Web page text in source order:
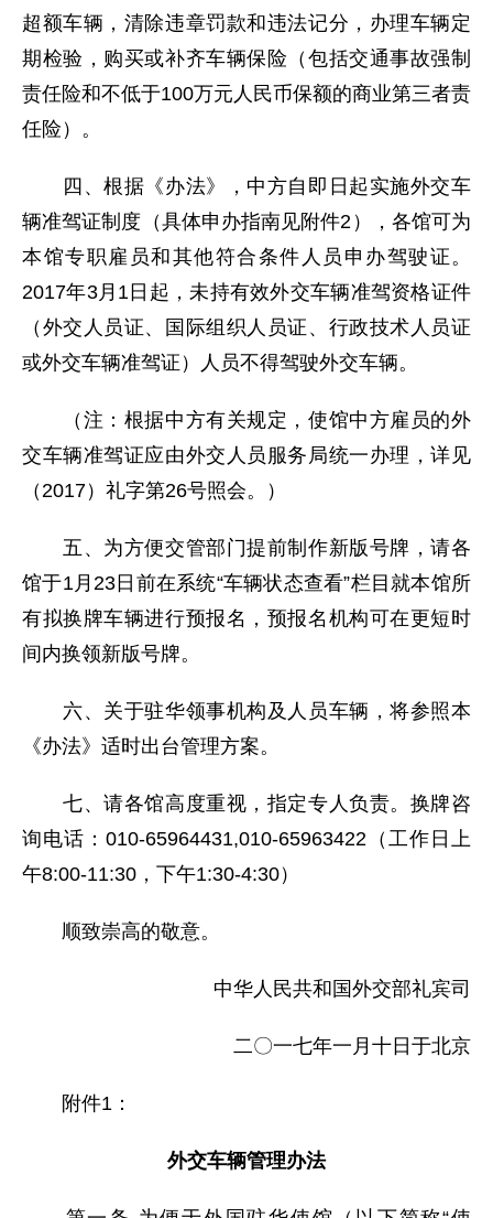
超额车辆，清除违章罚款和违法记分，办理车辆定
期检验，购买或补齐车辆保险（包括交通事故强制
责任险和不低于100万元人民币保额的商业第三者责
任险）。
四、根据《办法》，中方自即日起实施外交车
辆准驾证制度（具体申办指南见附件2），各馆可为
本馆专职雇员和其他符合条件人员申办驾驶证。
2017年3月1日起，未持有效外交车辆准驾资格证件
（外交人员证、国际组织人员证、行政技术人员证
或外交车辆准驾证）人员不得驾驶外交车辆。
（注：根据中方有关规定，使馆中方雇员的外
交车辆准驾证应由外交人员服务局统一办理，详见
（2017）礼字第26号照会。）
五、为方便交管部门提前制作新版号牌，请各
馆于1月23日前在系统“车辆状态查看”栏目就本馆所
有拟换牌车辆进行预报名，预报名机构可在更短时
间内换领新版号牌。
六、关于驻华领事机构及人员车辆，将参照本
《办法》适时出台管理方案。
七、请各馆高度重视，指定专人负责。换牌咨
询电话：010-65964431,010-65963422（工作日上
午8:00-11:30，下午1:30-4:30）
顺致崇高的敬意。
中华人民共和国外交部礼宾司
二〇一七年一月十日于北京
附件1：
外交车辆管理办法